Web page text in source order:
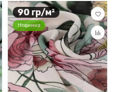
90 гр/м²
Новинка